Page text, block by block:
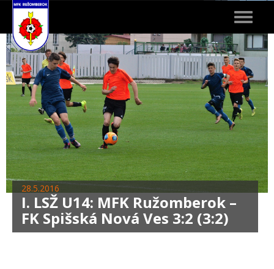
Toggle
28.5.2016
I. LSŽ U14: MFK Ružomberok –
FK Spišská Nová Ves 3:2 (3:2)